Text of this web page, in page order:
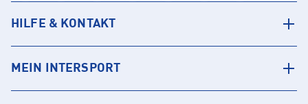
HILFE & KONTAKT
MEIN INTERSPORT